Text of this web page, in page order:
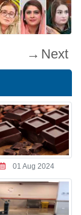
Next →
01 Aug 2024